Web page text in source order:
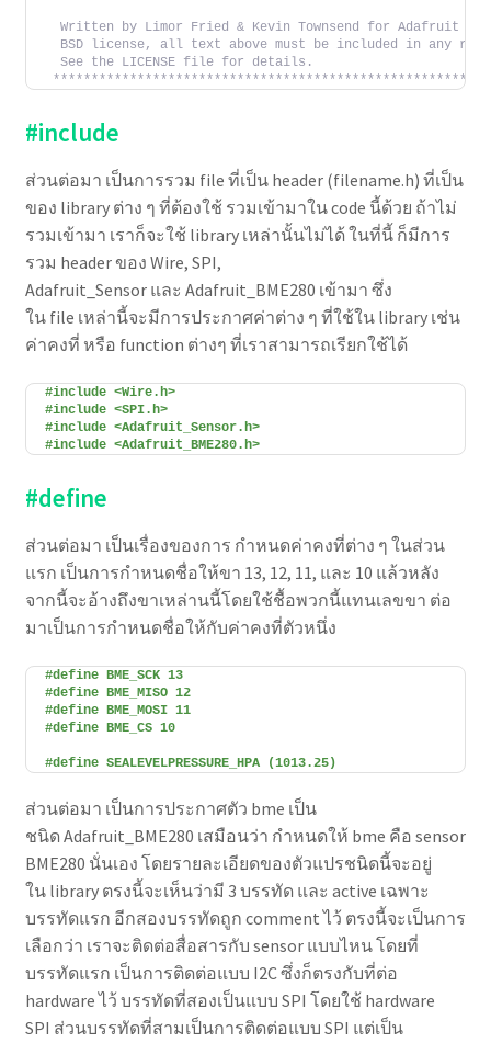
Written by Limor Fried & Kevin Townsend for Adafruit
BSD license, all text above must be included in any
  See the LICENSE file for details.
#include
ส่วนต่อมา เป็นการรวม file ที่เป็น header (filename.h) ที่เป็น
ของ library ต่าง ๆ ที่ต้องใช้ รวมเข้ามาใน code นี้ด้วย ถ้าไม่
รวมเข้ามา เราก็จะใช้ library เหล่านั้นไม่ได้ ในที่นี้ ก็มีการ
รวม header ของ Wire, SPI,
Adafruit_Sensor และ Adafruit_BME280 เข้ามา ซึ่ง
ใน file เหล่านี้จะมีการประกาศค่าต่าง ๆ ที่ใช้ใน library เช่น
ค่าคงที่ หรือ function ต่างๆ ที่เราสามารถเรียกใช้ได้
#include <Wire.h>
#include <SPI.h>
#include <Adafruit_Sensor.h>
#include <Adafruit_BME280.h>
#define
ส่วนต่อมา เป็นเรื่องของการ กำหนดค่าคงที่ต่าง ๆ ในส่วน
แรก เป็นการกำหนดชื่อให้ขา 13, 12, 11, และ 10 แล้วหลัง
จากนี้จะอ้างถึงขาเหล่านนี้โดยใช้ชื้อพวกนี้แทนเลขขา ต่อ
มาเป็นการกำหนดชื่อให้กับค่าคงที่ตัวหนึ่ง
#define BME_SCK 13
#define BME_MISO 12
#define BME_MOSI 11
#define BME_CS 10
#define SEALEVELPRESSURE_HPA (1013.25)
ส่วนต่อมา เป็นการประกาศตัว bme เป็น
ชนิด Adafruit_BME280 เสมือนว่า กำหนดให้ bme คือ sensor
BME280 นั่นเอง โดยรายละเอียดของตัวแปรชนิดนี้จะอยู่
ใน library ตรงนี้จะเห็นว่ามี 3 บรรทัด และ active เฉพาะ
บรรทัดแรก อีกสองบรรทัดถูก comment ไว้ ตรงนี้จะเป็นการ
เลือกว่า เราจะติดต่อสื่อสารกับ sensor แบบไหน โดยที่
บรรทัดแรก เป็นการติดต่อแบบ I2C ซึ่งก็ตรงกับที่ต่อ
hardware ไว้ บรรทัดที่สองเป็นแบบ SPI โดยใช้ hardware
SPI ส่วนบรรทัดที่สามเป็นการติดต่อแบบ SPI แต่เป็น